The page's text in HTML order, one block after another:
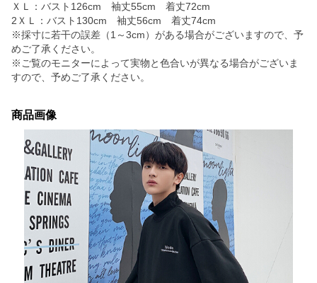
ＸＬ：バスト126cm 袖丈55cm 着丈72cm
2ＸＬ：バスト130cm 袖丈56cm 着丈74cm
※採寸に若干の誤差（1～3cm）がある場合がございますので、予
めご了承ください。
※ご覧のモニターによって実物と色合いが異なる場合がございま
すので、予めご了承ください。
商品画像